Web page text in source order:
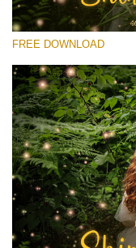
Small 800*533px
Shining Fireflies
(46 Overlays)
Large 6000*4000px
Sunlight Collection
(290 Overlays)
FREE DOWNLOAD